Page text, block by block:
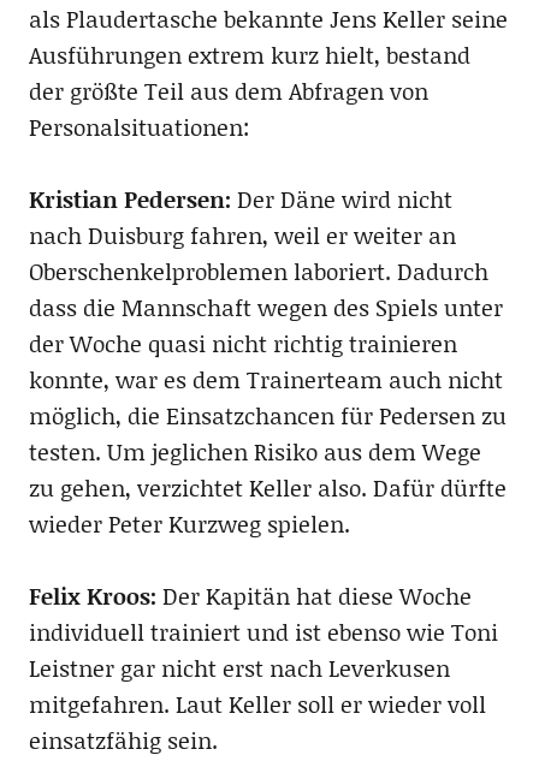
als Plaudertasche bekannte Jens Keller seine
Ausführungen extrem kurz hielt, bestand
der größte Teil aus dem Abfragen von
Personalsituationen:
Kristian Pedersen: Der Däne wird nicht
nach Duisburg fahren, weil er weiter an
Oberschenkelproblemen laboriert. Dadurch
dass die Mannschaft wegen des Spiels unter
der Woche quasi nicht richtig trainieren
konnte, war es dem Trainerteam auch nicht
möglich, die Einsatzchancen für Pedersen zu
testen. Um jeglichen Risiko aus dem Wege
zu gehen, verzichtet Keller also. Dafür dürfte
wieder Peter Kurzweg spielen.
Felix Kroos: Der Kapitän hat diese Woche
individuell trainiert und ist ebenso wie Toni
Leistner gar nicht erst nach Leverkusen
mitgefahren. Laut Keller soll er wieder voll
einsatzfähig sein.